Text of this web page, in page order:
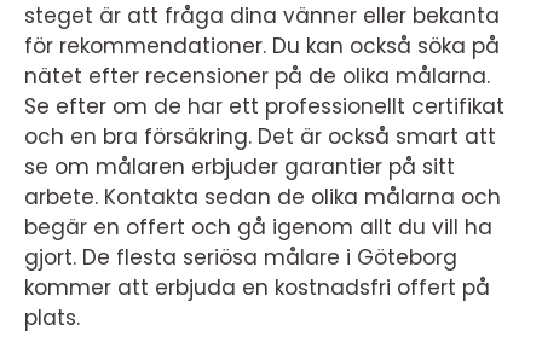
steget är att fråga dina vänner eller bekanta
för rekommendationer. Du kan också söka på
nätet efter recensioner på de olika målarna.
Se efter om de har ett professionellt certifikat
och en bra försäkring. Det är också smart att
se om målaren erbjuder garantier på sitt
arbete. Kontakta sedan de olika målarna och
begär en offert och gå igenom allt du vill ha
gjort. De flesta seriösa målare i Göteborg
kommer att erbjuda en kostnadsfri offert på
plats.